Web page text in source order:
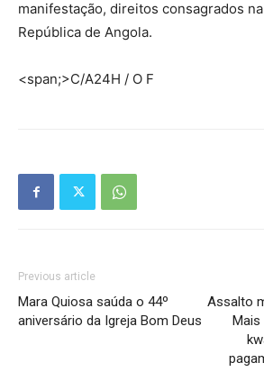
manifestação, direitos consagrados
República de Angola.
<span;>C/A24H / O F
Previous article
Mara Quiosa saúda o 44º
aniversário da Igreja Bom Deus
Assalto
Mais